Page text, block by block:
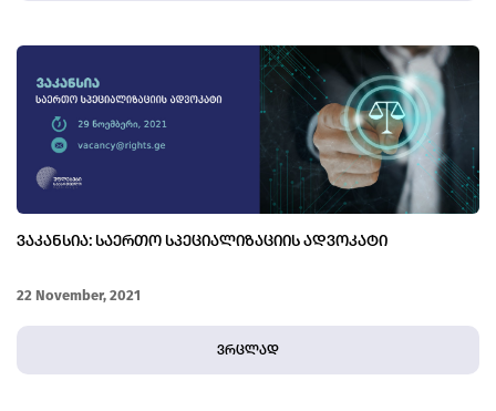
ᲕᲐᲙᲐᲜᲡᲘᲐ: ᲡᲐᲔᲠᲗᲝ ᲡᲞᲔᲪᲘᲐᲚᲘᲖᲐᲪᲘᲘᲡ ᲐᲓᲕᲝᲙᲐᲢᲘ
22 November, 2021
ვრცლად